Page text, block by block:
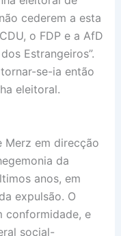
cederem a esta
o FDP e a AfD
Estrangeiros”.
se-ia então
eleitoral.
Merz em direcção
da
anos, em
expulsão. O
conformidade, e
social-